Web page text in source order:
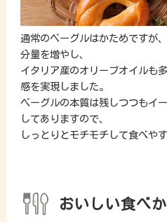
通常のベーグルはかためですが
分量を増やし、
イタリア産のオリーブオイルも
感を実現しました。
ベーグルの本質は残しつつもイ
してありますので、
しっとりとモチモチして食べや
おいしい食べ